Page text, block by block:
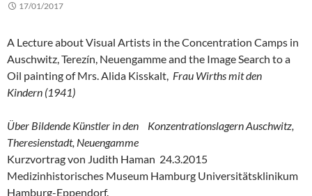
17/01/2017
A Lecture about Visual Artists in the Concentration Camps in
Auschwitz, Terezín, Neuengamme and the Image Search to a
Oil painting of Mrs. Alida Kisskalt, Frau Wirths mit den
Kindern (1941)
Über Bildende Künstler in den Konzentrationslagern Auschwitz,
Theresienstadt, Neuengamme
Kurzvortrag von Judith Haman 24.3.2015
Medizinhistorisches Museum Hamburg Universitätsklinikum
Hamburg-Eppendorf.